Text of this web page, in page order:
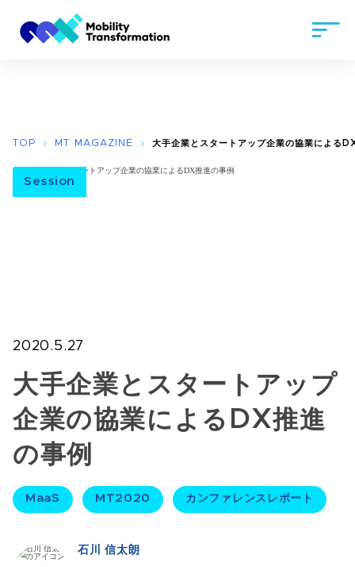
TOP MT MAGAZINE 大手企業とスタートアップ企業の協業による
Session
2020.5.27
大手企業とスタートアップ
企業の協業によるDX推進
の事例​
MaaS MT2020 カンファレンスレポート
石川 信太朗